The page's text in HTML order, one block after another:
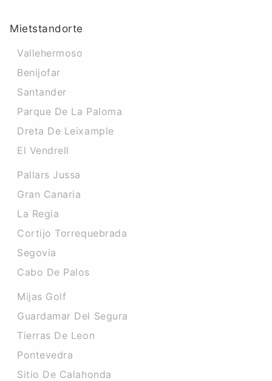
Mietstandorte
Vallehermoso
Benijofar
Santander
Parque De La Paloma
Dreta De Leixample
El Vendrell
Pallars Jussa
Gran Canaria
La Regia
Cortijo Torrequebrada
Segovia
Cabo De Palos
Mijas Golf
Guardamar Del Segura
Tierras De Leon
Pontevedra
Sitio De Calahonda